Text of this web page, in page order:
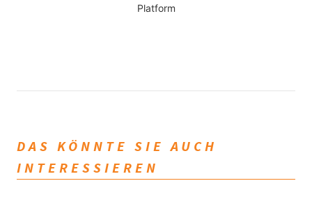
Platform
DAS KÖNNTE SIE AUCH
INTERESSIEREN